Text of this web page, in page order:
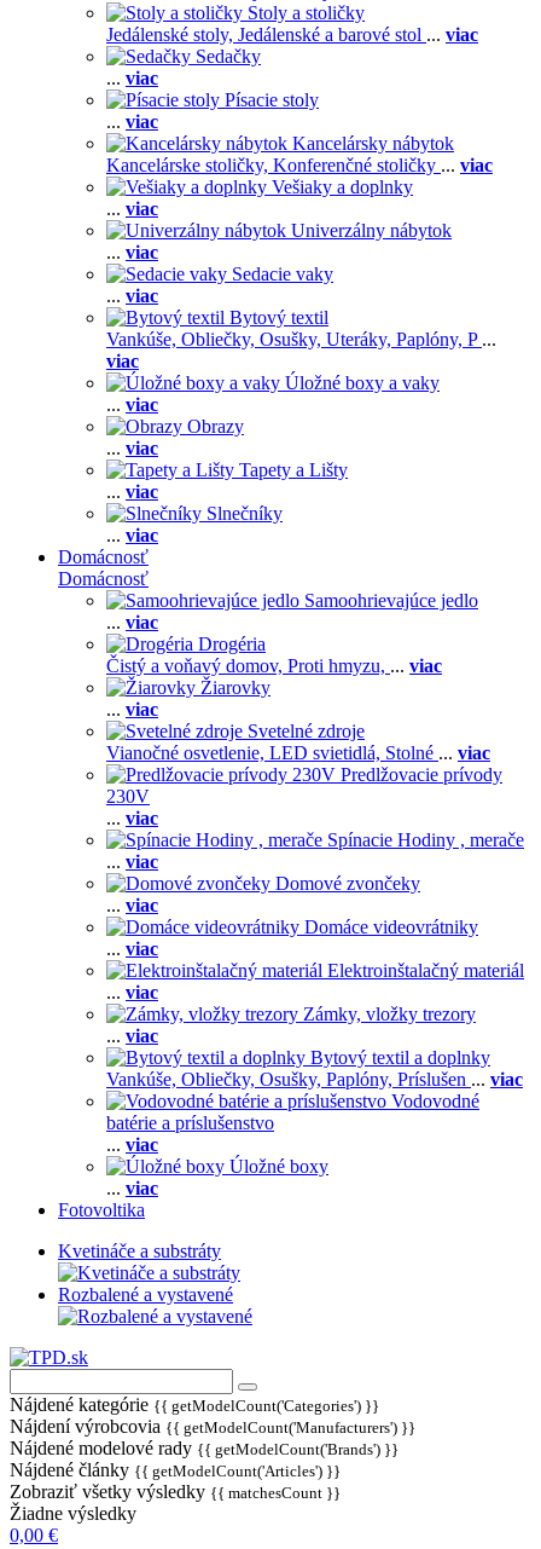
Stoly a stoličky
Jedálenské stoly, Jedálenské a barové stol ... viac
Sedačky
... viac
Písacie stoly
... viac
Kancelársky nábytok
Kancelárske stoličky, Konferenčné stoličky ... viac
Vešiaky a doplnky
... viac
Univerzálny nábytok
... viac
Sedacie vaky
... viac
Bytový textil
Vankúše, Obliečky, Osušky, Uteráky, Paplóny, P ...
viac
Úložné boxy a vaky
... viac
Obrazy
... viac
Tapety a Lišty
... viac
Slnečníky
... viac
Domácnosť
Domácnosť
Samoohrievajúce jedlo
... viac
Drogéria
Čistý a voňavý domov, Proti hmyzu, ... viac
Žiarovky
... viac
Svetelné zdroje
Vianočné osvetlenie, LED svietidlá, Stolné ... viac
Predlžovacie prívody
230V
... viac
Spínacie Hodiny , merače
... viac
Domové zvončeky
... viac
Domáce videovrátniky
... viac
Elektroinštalačný materiál
... viac
Zámky, vložky trezory
... viac
Bytový textil a doplnky
Vankúše, Obliečky, Osušky, Paplóny, Príslušen ... viac
Vodovodné
batérie a príslušenstvo
... viac
Úložné boxy
... viac
Fotovoltika
Kvetináče a substráty
Rozbalené a vystavené
Nájdené kategórie {{ getModelCount('Categories') }}
Nájdení výrobcovia {{ getModelCount('Manufacturers') }}
Nájdené modelové rady {{ getModelCount('Brands') }}
Nájdené články {{ getModelCount('Articles') }}
Zobraziť všetky výsledky {{ matchesCount }}
Žiadne výsledky
0,00 €